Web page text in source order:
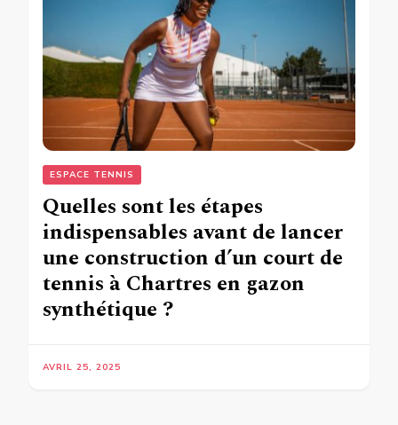
ESPACE TENNIS
Quelles sont les étapes
indispensables avant de lancer
une construction d’un court de
tennis à Chartres en gazon
synthétique ?
AVRIL 25, 2025